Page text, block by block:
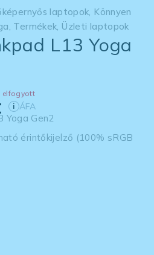
laptopok, Könnyen
, Termékek, Üzleti laptopok
L13 Yoga
elfogyott
i ÁFA
Yoga Gen2
érintőkijelző (100% sRGB